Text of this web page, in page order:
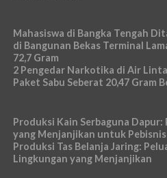
Mahasiswa di Bangka Tengah
di Bangunan Bekas Terminal
72,7 Gram
2 Pengedar Narkotika di Air
Paket Sabu Seberat 20,47 Gram
Produksi Kain Serbaguna Dapur:
yang Menjanjikan untuk Pebisnis
Produksi Tas Belanja Jaring:
Lingkungan yang Menjanjikan